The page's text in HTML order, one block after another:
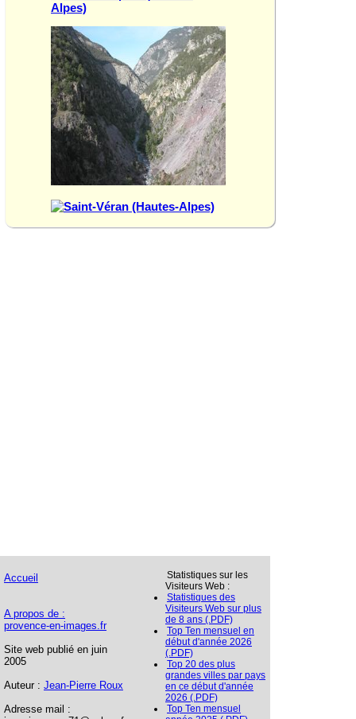
Accueil
A propos de :
provence-en-images.fr
Site web publié en juin
2005
Auteur : Jean-Pierre Roux
Adresse mail :
Statistiques sur les
Visiteurs Web :
Statistiques des
Visiteurs Web sur plus
de 8 ans (.PDF)
Top Ten mensuel en
début d'année 2026
(.PDF)
Top 20 des plus
grandes villes par pays
en ce début d'année
2026 (.PDF)
Top Ten mensuel